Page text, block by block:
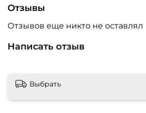
Отзывы
Отзывов еще никто не оставлял
Написать отзыв
Выбрать